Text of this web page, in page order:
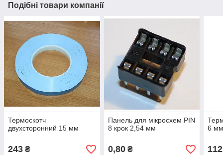
Подібні товари компанії
Термоскотч
двухсторонний 15 мм
243 ₴
Панель для мікросхем PIN
8 крок 2,54 мм
0,80₴
6